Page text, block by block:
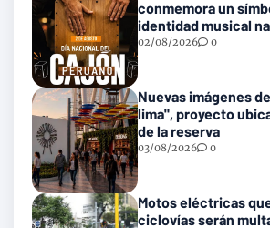
conmemora un
identidad musical
02/08/2026 0
Nuevas imágenes
lima", proyecto
de la reserva
03/08/2026 0
Motos eléctricas
ciclovías serán